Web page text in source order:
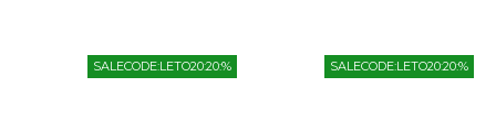
SALECODE:LETO20:20:% SALECODE:LETO20:20:%